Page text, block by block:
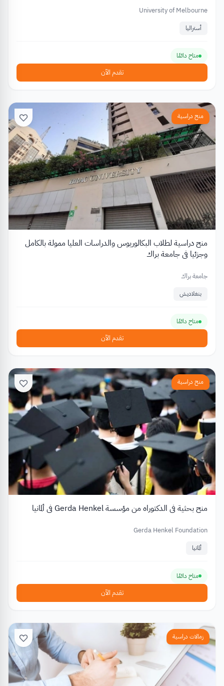
University of Melbourne
أستراليا
متاح دائمًا
تقدم الآن
منح دراسية
منح دراسية لطلاب البكالوريوس والدراسات العليا ممولة بالكامل
وجزئيا في جامعة براك
جامعة براك
بنغلاديش
متاح دائمًا
تقدم الآن
منح دراسية
منح بحثية في الدكتوراه من مؤسسة Gerda Henkel في ألمانيا
Gerda Henkel Foundation
ألمانيا
متاح دائمًا
تقدم الآن
زمالات دراسية